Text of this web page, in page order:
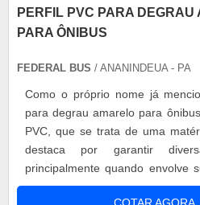
PERFIL PVC PARA DEGRAU
PARA ÔNIBUS
FEDERAL BUS / ANANINDEUA - PA
Como o próprio nome já
para degrau amarelo para
PVC, que se trata de uma
destaca por garantir
principalmente quando envolve
Além disso, o acessório